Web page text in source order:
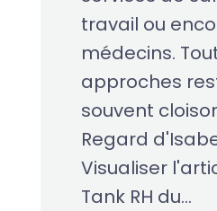
travail ou
médecins.
approches
souvent
Regard
Visualiser
Tank RH du...